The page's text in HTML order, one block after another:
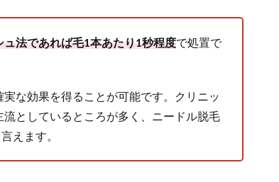
ュ法であれば毛1本あたり1秒程度で処置で
な効果を得ることが可能です。クリニッ
としているところが多く、ニードル脱毛
えます。